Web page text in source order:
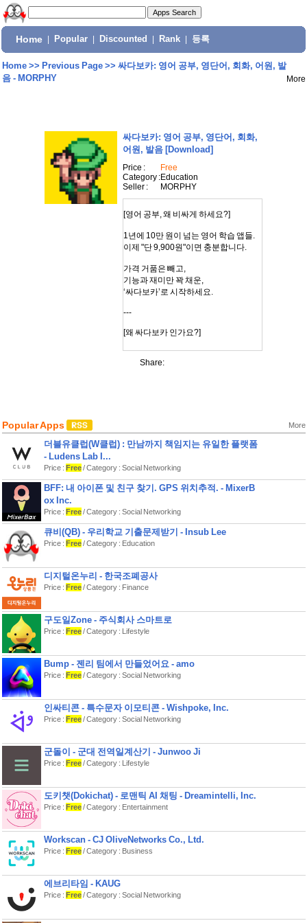
Home Popular Discounted Rank 등록
Home>> Previous Page>> 싸다보카: 영어 공부, 영단어, 회화, 어원, 발
음 - MORPHY
More
싸다보카: 영어 공부, 영단어, 회화,
어원, 발음 [Download]
Price :
Free
Category :Education
Seller :
MORPHY
[영어 공부, 왜 비싸게 하세요?]
1년에 10만 원이 넘는 영어 학습 앱들.
이제 "단 9,900원"이면 충분합니다.
가격 거품은 빼고,
기능과 재미만 꽉 채운,
‘싸다보카’로 시작하세요.
---
[왜 싸다보카 인가요?]
1. 싸다
해요”
민
가격이 핑계가 되면 안 되니까,
싸다고 대충 만들지 않았습니다.
■ 50,000+ 영어 표현 & 예문 수록
- 현재 실력에 맞춰 자동으로 조정되는
■ 표현을 ‘외우는 것’이 아닌 제대로 이
해하는 심화 학습
- 뜻으로 단순 암기하는 것은 그만
까지 연계 학습
■ AI 질문 답변
- 궁금한 건 바로 AI에게 질문하고 이해
■ 필요한 시점에 딱 맞춘 자동 복습
- 에빙 하우스 망각 곡선을 이용한 가장
3. 재밌다
공부가 지루하다는 건 옛말!
세요.
보세요.
■ 다채로운 재미
경음악, 그리고 정상에 숨겨진 비밀까
Share:
Popular Apps More
더블유클럽(W클럽) : 만남까지 책임지는 유일한 플랫폼
- Ludens Lab I...
Price : Free/ Category : Social Networking
BFF: 내 아이폰 및 친구 찾기. GPS 위치추적. - MixerB
ox Inc.
Price : Free/ Category : Social Networking
큐비(QB) - 우리학교 기출문제받기 - Insub Lee
Price : Free/ Category : Education
디지털온누리 - 한국조폐공사
Price : Free/ Category : Finance
구도일Zone - 주식회사 스마트로
Price : Free/ Category : Lifestyle
Bump - 젠리 팀에서 만들었어요 - amo
Price : Free/ Category : Social Networking
인싸티콘 - 특수문자 이모티콘 - Wishpoke, Inc.
Price : Free/ Category : Social Networking
군돌이 - 군대 전역일계산기 - Junwoo Ji
Price : Free/ Category : Lifestyle
도키챗(Dokichat) - 로맨틱 AI 채팅 - Dreamintelli, Inc.
Price : Free/ Category : Entertainment
Workscan - CJ OliveNetworks Co., Ltd.
Price : Free/ Category : Business
에브리타임 - KAUG
Price : Free/ Category : Social Networking